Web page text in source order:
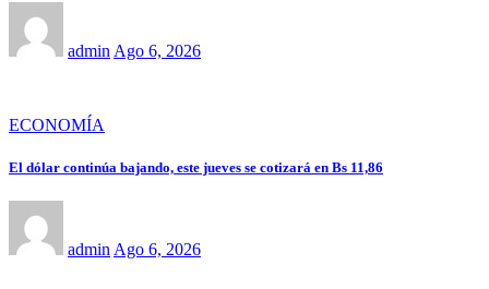
admin Ago 6, 2026
ECONOMÍA
El dólar continúa bajando, este jueves se cotizará en Bs 11,86
adminAgo 6, 2026